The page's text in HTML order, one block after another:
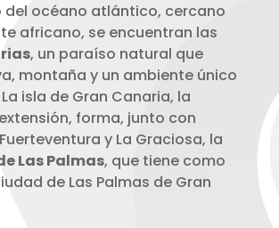
del océano atlántico, cercano
africano, se encuentran las
, un paraíso natural que
montaña y un ambiente único
isla de Gran Canaria, la
forma, junto con
y La Graciosa, la
Las Palmas, que tiene como
de Las Palmas de Gran